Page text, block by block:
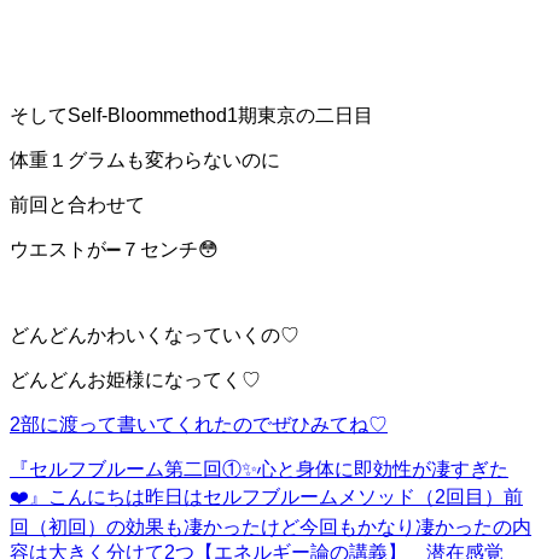
そしてSelf-Bloommethod1期東京の二日目
体重１グラムも変わらないのに
前回と合わせて
ウエストが➖７センチ😳
どんどんかわいくなっていくの♡
どんどんお姫様になってく♡
2部に渡って書いてくれたのでぜひみてね♡
『セルフブルーム第二回①✨心と身体に即効性が凄すぎた
❤️』
こんにちは昨日はセルフブルームメソッド（2回目）前
回（初回）の効果も凄かったけど今回もかなり凄かったの内
容は大きく分けて2つ【エネルギー論の講義】 潜在感覚